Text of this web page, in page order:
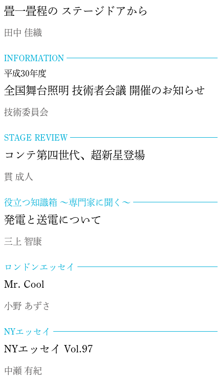
畳一畳程の ステージドアから
田中 佳織
INFORMATION
平成30年度
全国舞台照明 技術者会議 開催のお知らせ
技術委員会
STAGE REVIEW
コンテ第四世代、超新星登場
貫 成人
役立つ知識箱 ～専門家に聞く～
発電と送電について
三上 智康
ロンドンエッセイ
Mr. Cool
小野 あずさ
NYエッセイ
NYエッセイ Vol.97
中瀬 有紀